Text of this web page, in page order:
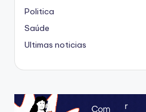
Politica
Saúde
Ultimas noticias